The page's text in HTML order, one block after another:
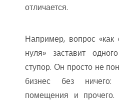
отличается.
Например, вопрос «как
нуля» заставит
ступор. Он просто не
бизнес без
помещения и прочего.